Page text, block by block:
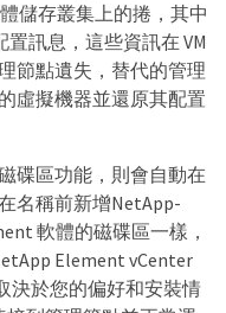
儲存叢集上的捲，其中
訊息，這些資訊在 VM
節點遺失，替代的管理
虛擬機器並還原其配置
碟區功能，則會自動在
名稱前新增NetApp-
軟體的磁碟區一樣，
Element vCenter
決於您的偏好和安裝情